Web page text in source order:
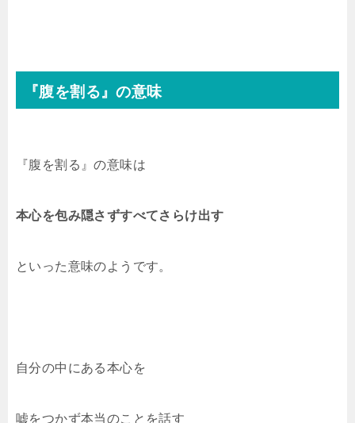
『腹を割る』の意味
『腹を割る』の意味は
本心を包み隠さずすべてさらけ出す
といった意味のようです。
自分の中にある本心を
嘘をつかず本当のことを話す